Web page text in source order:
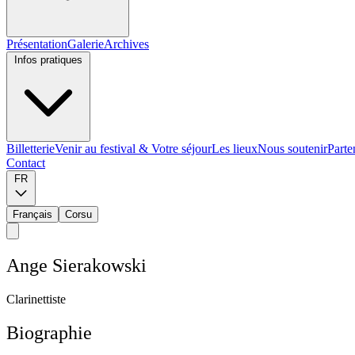
PrésentationGalerieArchives
BilletterieVenir au festival & Votre séjourLes lieuxNous soutenir
Contact
Français Corsu
Ange Sierakowski
Clarinettiste
Biographie